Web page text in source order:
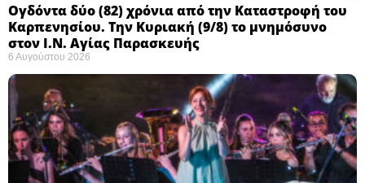
Ογδόντα δύο (82) χρόνια από την Καταστροφή του
Καρπενησίου. Την Κυριακή (9/8) το μνημόσυνο
στον Ι.Ν. Αγίας Παρασκευής
6 Αυγούστου 2026